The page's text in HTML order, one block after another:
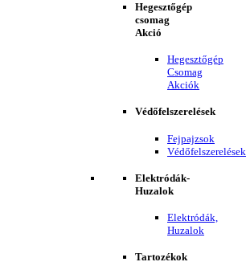
Hegesztőgép
csomag
Akció
Hegesztőgép
Csomag
Akciók
Védőfelszerelések
Fejpajzsok
Védőfelszerelések
Elektródák-
Huzalok
Elektródák,
Huzalok
Tartozékok